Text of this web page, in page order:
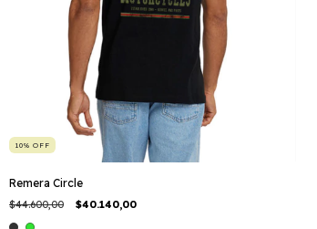
10% OFF
Remera Circle
$44.600,00 $40.140,00